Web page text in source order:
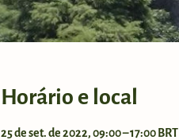
Horário e local
25 de set. de 2022, 09:00 – 17:00 BRT